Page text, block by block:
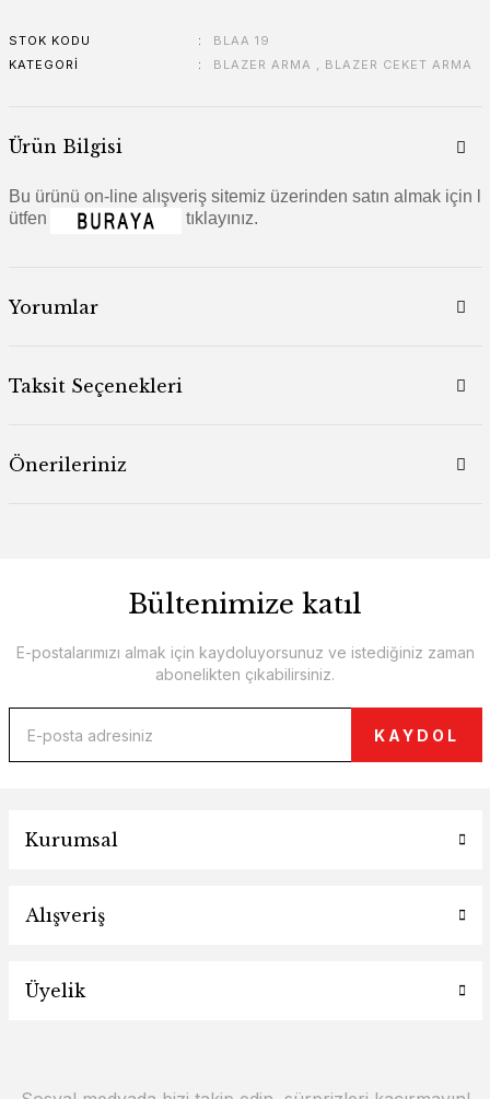
STOK KODU
BLAA 19
KATEGORI
BLAZER ARMA , BLAZER CEKET ARMA
Ürün Bilgisi
Bu ürünü on-line alışveriş sitemiz üzerinden satın almak için l
ütfen
tıklayınız.
Yorumlar
Taksit Seçenekleri
Önerileriniz
Bültenimize katıl
E-postalarımızı almak için kaydoluyorsunuz ve istediğiniz zaman
abonelikten çıkabilirsiniz.
KAYDOL
Kurumsal
Alışveriş
Üyelik